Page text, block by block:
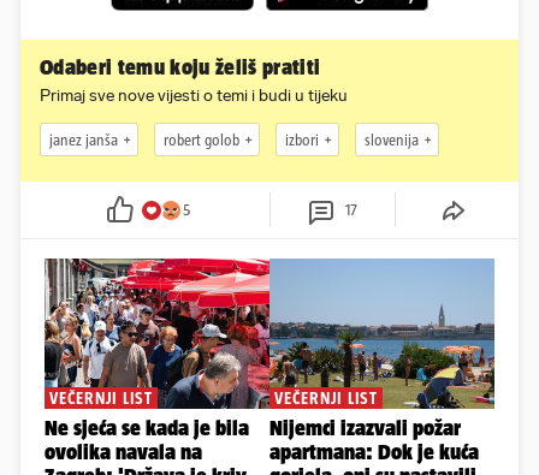
Odaberi temu koju želiš pratiti
Primaj sve nove vijesti o temi i budi u tijeku
janez janša robert golob izbori slovenija
5 17